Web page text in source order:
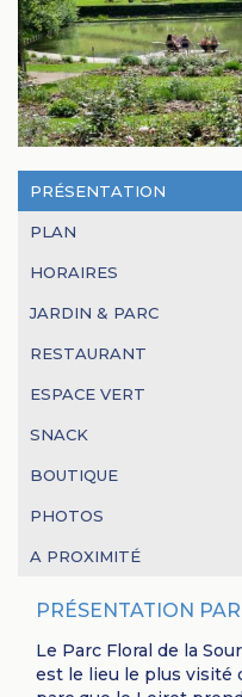
PRÉSENTATION
PLAN
HORAIRES
JARDIN & PARC
RESTAURANT
ESPACE VERT
SNACK
BOUTIQUE
PHOTOS
A PROXIMITÉ
PRÉSENTATION
Le Parc Floral de la
est le lieu le plus visité